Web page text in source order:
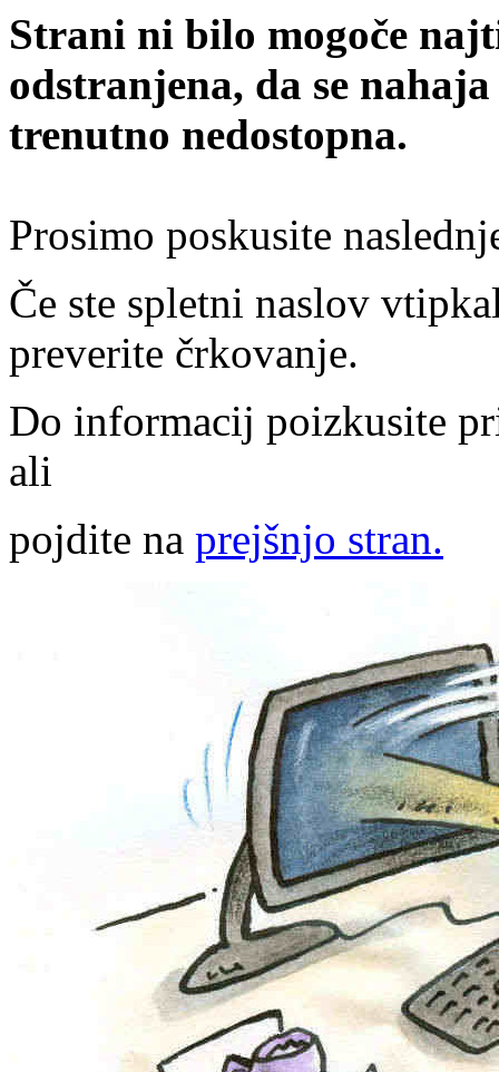
Strani ni bilo mogoče
odstranjena, da se
trenutno nedostopna.
Prosimo poskusite
Če ste spletni naslov
preverite črkovanje.
Do informacij poizkusite
ali
pojdite na prejšnjo stran.